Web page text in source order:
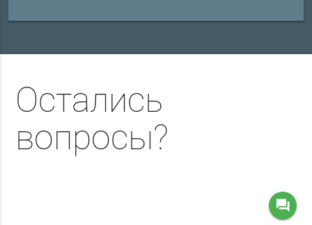
Остались
вопросы?
question_answer